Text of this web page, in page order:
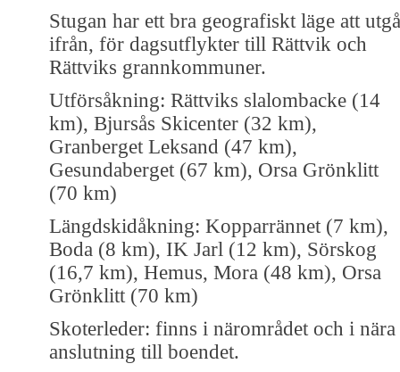
Stugan har ett bra geografiskt läge att utgå
ifrån, för dagsutflykter till Rättvik och
Rättviks grannkommuner.
Utförsåkning: Rättviks slalombacke (14
km), Bjursås Skicenter (32 km),
Granberget Leksand (47 km),
Gesundaberget (67 km), Orsa Grönklitt
(70 km)
Längdskidåkning: Kopparrännet (7 km),
Boda (8 km), IK Jarl (12 km), Sörskog
(16,7 km), Hemus, Mora (48 km), Orsa
Grönklitt (70 km)
Skoterleder: finns i närområdet och i nära
anslutning till boendet.